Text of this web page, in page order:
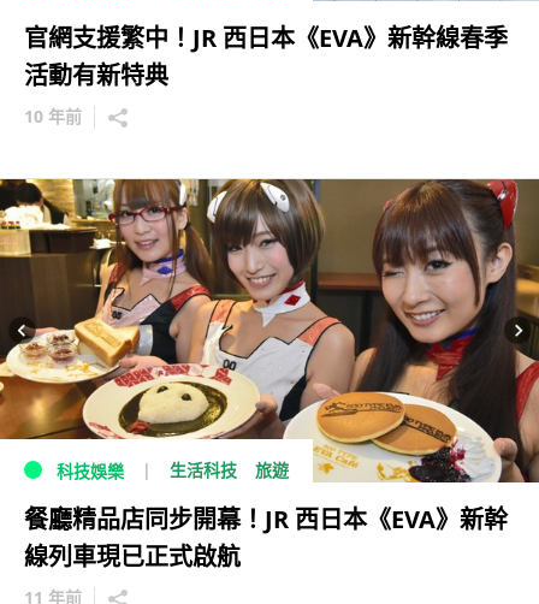
官網支援繁中！JR 西日本《EVA》新幹線春季
活動有新特典
10 年前
科技娛樂 生活科技 旅遊
餐廳精品店同步開幕！JR 西日本《EVA》新幹
線列車現已正式啟航
11 年前